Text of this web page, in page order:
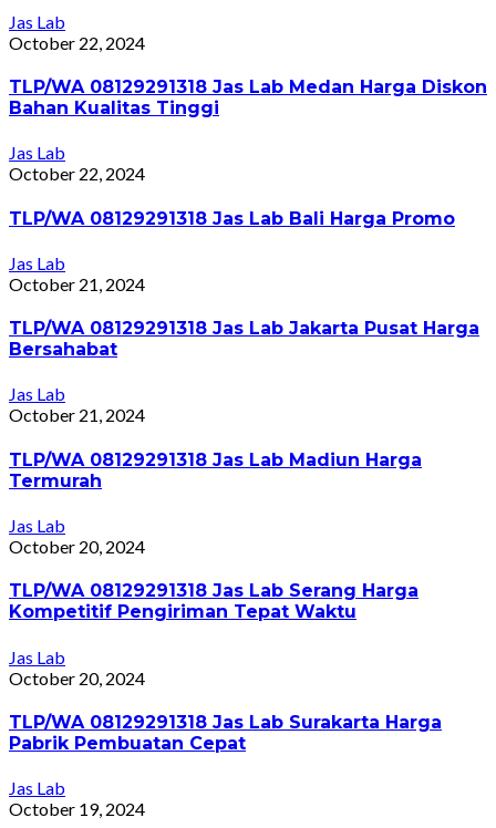
Jas Lab
October 22, 2024
TLP/WA 08129291318 Jas Lab Medan Harga Diskon
Bahan Kualitas Tinggi
Jas Lab
October 22, 2024
TLP/WA 08129291318 Jas Lab Bali Harga Promo
Jas Lab
October 21, 2024
TLP/WA 08129291318 Jas Lab Jakarta Pusat Harga
Bersahabat
Jas Lab
October 21, 2024
TLP/WA 08129291318 Jas Lab Madiun Harga
Termurah
Jas Lab
October 20, 2024
TLP/WA 08129291318 Jas Lab Serang Harga
Kompetitif Pengiriman Tepat Waktu
Jas Lab
October 20, 2024
TLP/WA 08129291318 Jas Lab Surakarta Harga
Pabrik Pembuatan Cepat
Jas Lab
October 19, 2024